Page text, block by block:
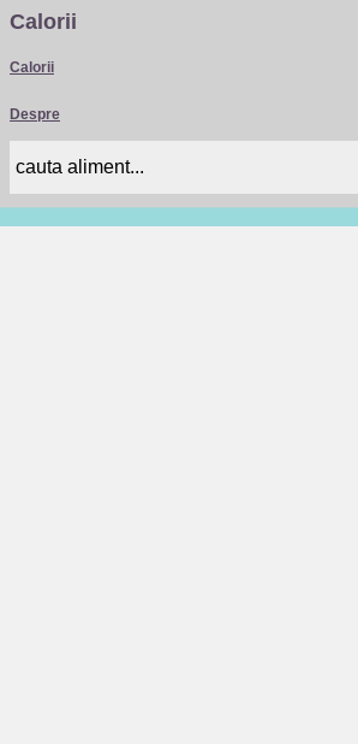
Calorii
Calorii
Despre